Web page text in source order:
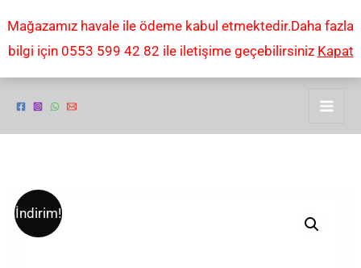
Mağazamız havale ile ödeme kabul etmektedir.Daha fazla
bilgi için 0553 599 42 82 ile iletişime geçebilirsiniz Kapat
İndirim!
Sıg
Sauer